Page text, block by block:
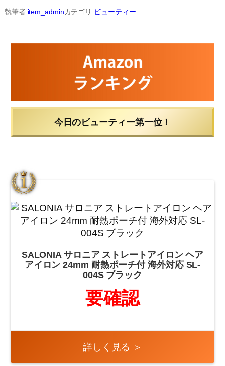
内
容
執筆者:item_adminカテゴリ:ビューティー
今日のビューティー第一位！
SALONIA サロニア ストレートアイロン ヘア
アイロン 24mm 耐熱ポーチ付 海外対応 SL-
004S ブラック
要確認
詳しく見る ＞